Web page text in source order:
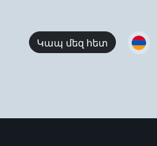
Կապ մեզ հետ